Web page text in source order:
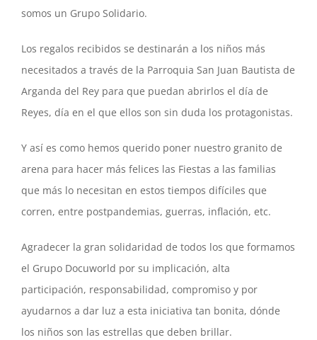
somos un Grupo Solidario.
Los regalos recibidos se destinarán a los niños más
necesitados a través de la Parroquia San Juan Bautista de
Arganda del Rey para que puedan abrirlos el día de
Reyes, día en el que ellos son sin duda los protagonistas.
Y así es como hemos querido poner nuestro granito de
arena para hacer más felices las Fiestas a las familias
que más lo necesitan en estos tiempos difíciles que
corren, entre postpandemias, guerras, inflación, etc.
Agradecer la gran solidaridad de todos los que formamos
el Grupo Docuworld por su implicación, alta
participación, responsabilidad, compromiso y por
ayudarnos a dar luz a esta iniciativa tan bonita, dónde
los niños son las estrellas que deben brillar.